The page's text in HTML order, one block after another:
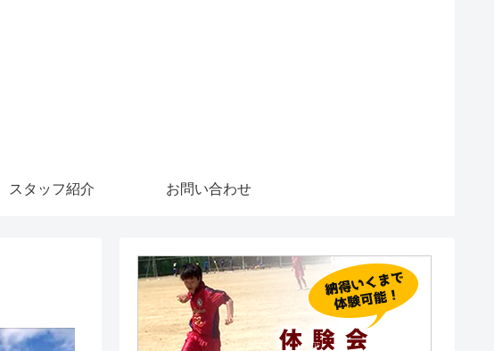
スタッフ紹介 お問い合わせ